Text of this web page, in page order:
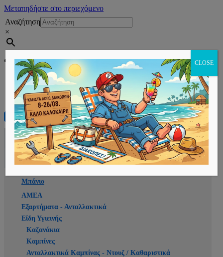
Μεταπηδήστε στο περιεχόμενο
Αναζήτηση
×
Εγγραφή
Αρχική
E-shop
Μπάνιο
ΑΜΕΑ
Εξαρτήματα - Ανταλλακτικά
Είδη Υγιεινής
Καζανάκια
Καμπίνες
Ανταλλακτικά Καμπίνας - Ντουζ / Καθαριστικά
CLOSE